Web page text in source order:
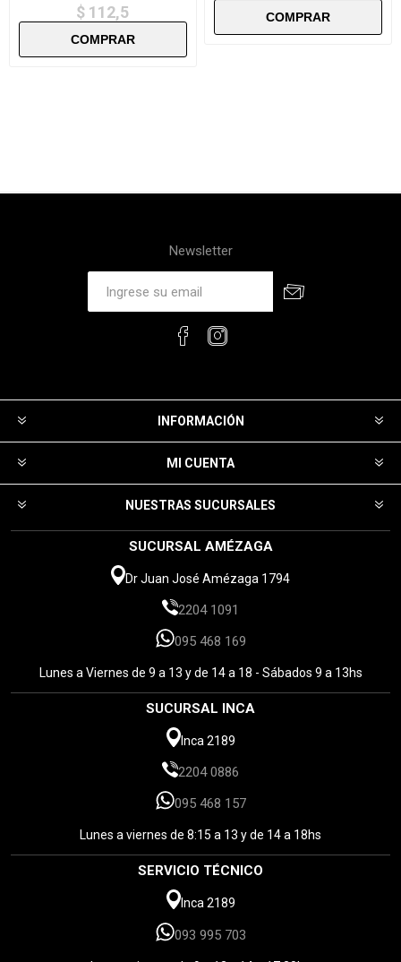
$ 112,5
Newsletter
INFORMACIÓN
MI CUENTA
NUESTRAS SUCURSALES
SUCURSAL AMÉZAGA
Dr Juan José Amézaga 1794
2204 1091
095 468 169
Lunes a Viernes de 9 a 13 y de 14 a 18 - Sábados 9 a 13hs
SUCURSAL INCA
Inca 2189
2204 0886
095 468 157
Lunes a viernes de 8:15 a 13 y de 14 a 18hs
SERVICIO TÉCNICO
Inca 2189
093 995 703